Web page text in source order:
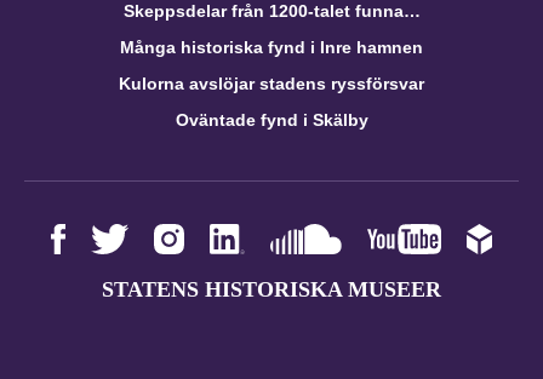
Skeppsdelar från 1200-talet funna…
Många historiska fynd i Inre hamnen
Kulorna avslöjar stadens ryssförsvar
Oväntade fynd i Skälby
STATENS HISTORISKA MUSEER